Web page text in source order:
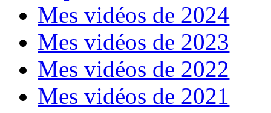
Mes vidéos de 2024
Mes vidéos de 2023
Mes vidéos de 2022
Mes vidéos de 2021